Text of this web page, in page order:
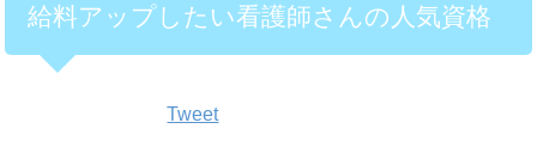
給料アップしたい看護師さんの人気資格
Tweet